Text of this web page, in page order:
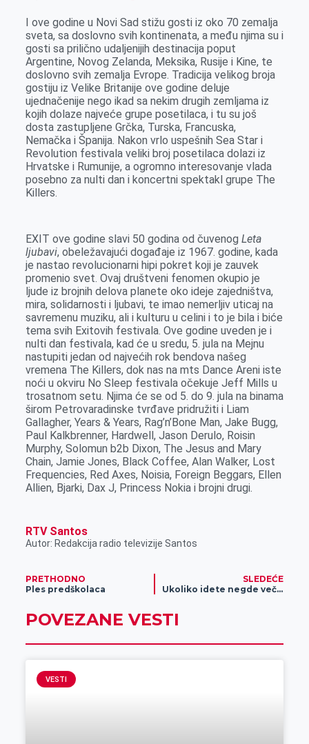
I ove godine u Novi Sad stižu gosti iz oko 70 zemalja
sveta, sa doslovno svih kontinenata, a među njima su i
gosti sa prilično udaljenijih destinacija poput
Argentine, Novog Zelanda, Meksika, Rusije i Kine, te
doslovno svih zemalja Evrope. Tradicija velikog broja
gostiju iz Velike Britanije ove godine deluje
ujednačenije nego ikad sa nekim drugih zemljama iz
kojih dolaze najveće grupe posetilaca, i tu su još
dosta zastupljene Grčka, Turska, Francuska,
Nemačka i Španija. Nakon vrlo uspešnih Sea Star i
Revolution festivala veliki broj posetilaca dolazi iz
Hrvatske i Rumunije, a ogromno interesovanje vlada
posebno za nulti dan i koncertni spektakl grupe The
Killers.
EXIT ove godine slavi 50 godina od čuvenog Leta
ljubavi, obeležavajući događaje iz 1967. godine, kada
je nastao revolucionarni hipi pokret koji je zauvek
promenio svet. Ovaj društveni fenomen okupio je
ljude iz brojnih delova planete oko ideje zajedništva,
mira, solidarnosti i ljubavi, te imao nemerljiv uticaj na
savremenu muziku, ali i kulturu u celini i to je bila i biće
tema svih Exitovih festivala. Ove godine uveden je i
nulti dan festivala, kad će u sredu, 5. jula na Mejnu
nastupiti jedan od najvećih rok bendova našeg
vremena The Killers, dok nas na mts Dance Areni iste
noći u okviru No Sleep festivala očekuje Jeff Mills u
trosatnom setu. Njima će se od 5. do 9. jula na binama
širom Petrovaradinske tvrđave pridružiti i Liam
Gallagher, Years & Years, Rag’n’Bone Man, Jake Bugg,
Paul Kalkbrenner, Hardwell, Jason Derulo, Roisin
Murphy, Solomun b2b Dixon, The Jesus and Mary
Chain, Jamie Jones, Black Coffee, Alan Walker, Lost
Frequencies, Red Axes, Noisia, Foreign Beggars, Ellen
Allien, Bjarki, Dax J, Princess Nokia i brojni drugi.
RTV Santos
Autor: Redakcija radio televizije Santos
PRETHODNO
Ples predškolaca
SLEDEĆE
Ukoliko idete negde večeras, obratite pažnju
POVEZANE VESTI
VESTI